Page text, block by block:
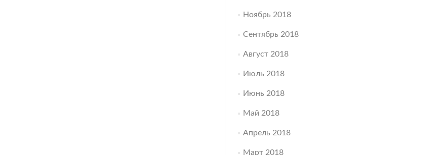
Ноябрь 2018
Сентябрь 2018
Август 2018
Июль 2018
Июнь 2018
Май 2018
Апрель 2018
Март 2018